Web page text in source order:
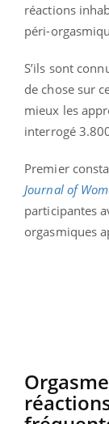
réactions
péri-
S’ils sont
de chose sur
mieux les
interrogé
Premier
Journal of
participantes
orgasmiques